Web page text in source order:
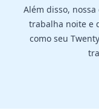
Além disso,
trabalha noite e
como seu